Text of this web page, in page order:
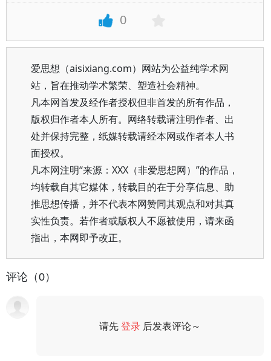
0
爱思想（aisixiang.com）网站为公益纯学术网
站，旨在推动学术繁荣、塑造社会精神。
凡本网首发及经作者授权但非首发的所有作品，
版权归作者本人所有。网络转载请注明作者、出
处并保持完整，纸媒转载请经本网或作者本人书
面授权。
凡本网注明“来源：XXX（非爱思想网）”的作品，
均转载自其它媒体，转载目的在于分享信息、助
推思想传播，并不代表本网赞同其观点和对其真
实性负责。若作者或版权人不愿被使用，请来函
指出，本网即予改正。
评论（0）
请先登录 后发表评论～